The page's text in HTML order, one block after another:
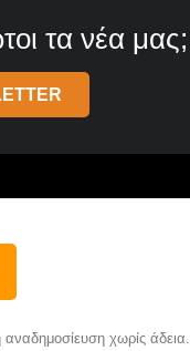
τα νέα μας;
χωρίς άδεια.